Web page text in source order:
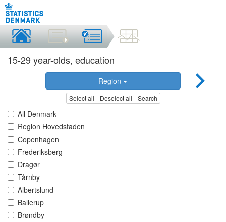
15-29 year-olds, education
Region
Select all Deselect all Search
All Denmark
Region Hovedstaden
Copenhagen
Frederiksberg
Dragør
Tårnby
Albertslund
Ballerup
Brøndby